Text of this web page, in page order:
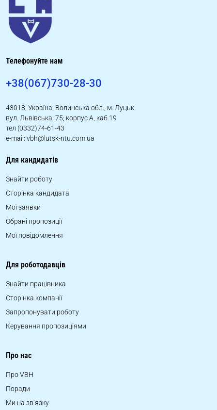
Телефонуйте нам
+38(067)730-28-30
43018, Україна, Волинська обл., м. Луцьк
вул. Львівська, 75; корпус А, каб.19
тел (0332)74-61-43
e-mail: vbh@lutsk-ntu.com.ua
Для кандидатів
Знайти роботу
Сторінка кандидата
Мої заявки
Обрані пропозиції
Мої повідомлення
Для роботодавців
Знайти працівника
Сторінка компанії
Запропонувати роботу
Керування пропозиціями
Про нас
Про VBH
Поради
Ми на зв’язку